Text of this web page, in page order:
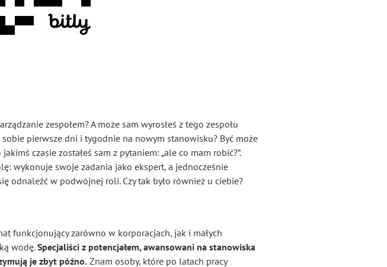
zespołem? A może sam wyrosłeś z tego zespołu
pierwsze dni i tygodnie na nowym stanowisku? Być może
czasie zostałeś sam z pytaniem: „ale co mam robić?”.
wykonuje swoje zadania jako ekspert, a jednocześnie
odnaleźć w podwójnej roli. Czy tak było również u ciebie?
funkcjonujący zarówno w korporacjach, jak i małych
wodę.Specjaliści z potencjałem, awansowani na stanowiska
je zbyt późno. Znam osoby, które po latach pracy